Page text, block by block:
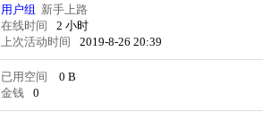
用户组 新手上路
在线时间
2 小时
上次活动时间
2019-8-26 20:39
已用空间
0 B
金钱
0